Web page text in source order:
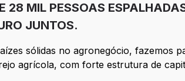
28 MIL PESSOAS
JUNTOS.
sólidas no agronegócio, fazemos
agrícola, com forte estrutura de